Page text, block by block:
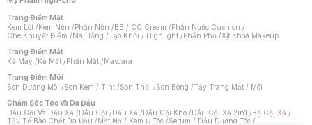
Trang Điểm Mặt
Kem Lót /Kem Nền /Phấn Nền /BB / CC Cream /Phấn Nước Cushion /
Che Khuyết Điểm /Má Hồng /Tạo Khối / Highlight /Phấn Phủ /Xịt Khoá Makeup
Trang Điểm Mắt
Kẻ Mày /Kẻ Mắt /Phấn Mắt /Mascara
Trang Điểm Môi
Son Dưỡng Môi /Son Kem / Tint /Son Thỏi /Son Bóng /Tẩy Trang Mắt / Môi
Chăm Sóc Tóc Và Da Đầu
Dầu Gội Và Dầu Xả /Dầu Gội /Dầu Xả /Dầu Gội Khô /Dầu Gội Xả 2in1 /Bộ Gội Xả /
Tẩy Tế Bào Chết Da Đầu /Mặt Nạ / Kem Ủ Tóc /Serum / Dầu Dưỡng Tóc /